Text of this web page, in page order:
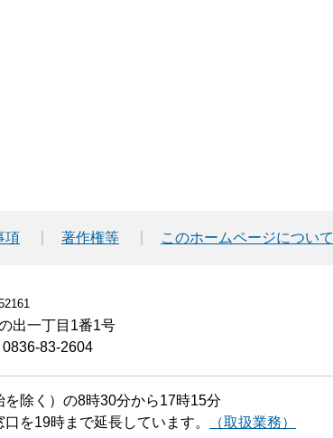
項 著作権等 このホームページについて
出一丁目1番1号
0836-83-2604
除く）の8時30分から17時15分
を19時まで延長しています。
（取扱業務）